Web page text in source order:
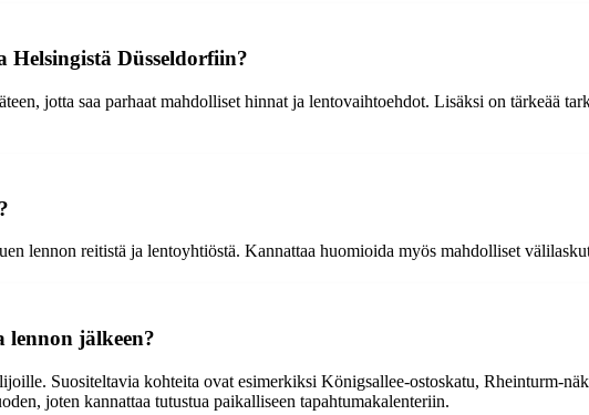
Helsingistä Düsseldorfiin?
jotta saa parhaat mahdolliset hinnat ja lentovaihtoehdot. Lisäksi on tärkeää
lennon reitistä ja lentoyhtiöstä. Kannattaa huomioida myös mahdolliset
lennon jälkeen?
Suositeltavia kohteita ovat esimerkiksi Königsallee-ostoskatu, Rheinturm-
joten kannattaa tutustua paikalliseen tapahtumakalenteriin.